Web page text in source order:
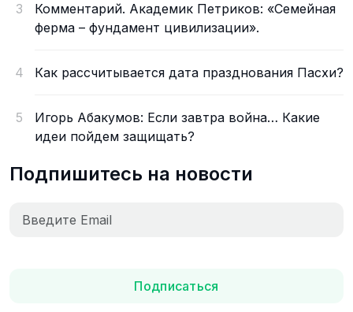
3
Комментарий. Академик Петриков: «Семейная
ферма – фундамент цивилизации».
4 Как рассчитывается дата празднования Пасхи?
5
Игорь Абакумов: Если завтра война… Какие
идеи пойдем защищать?
Подпишитесь на новости
Подписаться